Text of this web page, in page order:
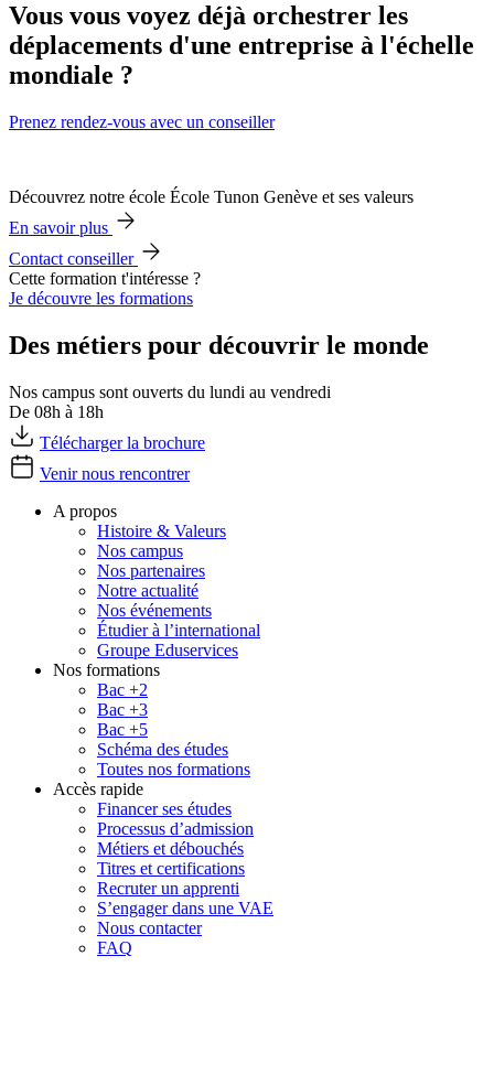
Vous vous voyez déjà orchestrer les
déplacements d'une entreprise à l'échelle
mondiale ?
Prenez rendez-vous avec un conseiller
Découvrez notre école École Tunon Genève et ses valeurs
En savoir plus
Contact conseiller
Cette formation t'intéresse ?
Je découvre les formations
Des métiers pour découvrir le monde
Nos campus sont ouverts du lundi au vendredi
De 08h à 18h
Télécharger la brochure
Venir nous rencontrer
A propos
Histoire & Valeurs
Nos campus
Nos partenaires
Notre actualité
Nos événements
Étudier à l’international
Groupe Eduservices
Nos formations
Bac +2
Bac +3
Bac +5
Schéma des études
Toutes nos formations
Accès rapide
Financer ses études
Processus d’admission
Métiers et débouchés
Titres et certifications
Recruter un apprenti
S’engager dans une VAE
Nous contacter
FAQ